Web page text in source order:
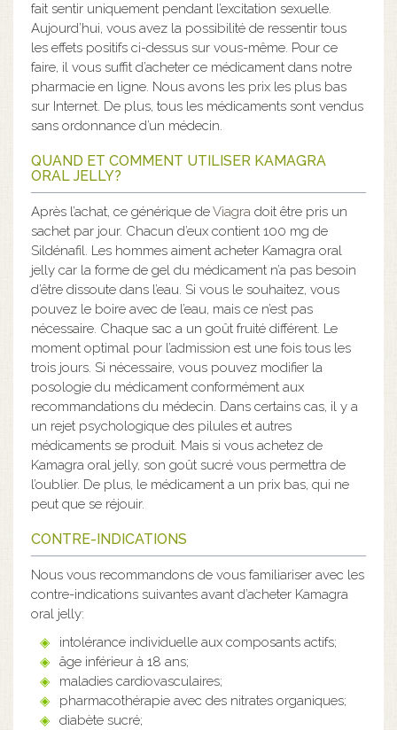
fait sentir uniquement pendant l’excitation sexuelle.
Aujourd’hui, vous avez la possibilité de ressentir tous
les effets positifs ci-dessus sur vous-même. Pour ce
faire, il vous suffit d’acheter ce médicament dans notre
pharmacie en ligne. Nous avons les prix les plus bas
sur Internet. De plus, tous les médicaments sont vendus
sans ordonnance d’un médecin.
QUAND ET COMMENT UTILISER KAMAGRA
ORAL JELLY?
Après l’achat, ce générique deViagra doit être pris un
sachet par jour. Chacun d’eux contient 100 mg de
Sildénafil. Les hommes aiment acheter Kamagra oral
jelly car la forme de gel du médicament n’a pas besoin
d’être dissoute dans l’eau. Si vous le souhaitez, vous
pouvez le boire avec de l’eau, mais ce n’est pas
nécessaire. Chaque sac a un goût fruité différent. Le
moment optimal pour l’admission est une fois tous les
trois jours. Si nécessaire, vous pouvez modifier la
posologie du médicament conformément aux
recommandations du médecin. Dans certains cas, il y a
un rejet psychologique des pilules et autres
médicaments se produit. Mais si vous achetez de
Kamagra oral jelly, son goût sucré vous permettra de
l’oublier. De plus, le médicament a un prix bas, qui ne
peut que se réjouir.
CONTRE-INDICATIONS
Nous vous recommandons de vous familiariser avec les
contre-indications suivantes avant d’acheter Kamagra
oral jelly:
intolérance individuelle aux composants actifs;
âge inférieur à 18 ans;
maladies cardiovasculaires;
pharmacothérapie avec des nitrates organiques;
diabète sucré;